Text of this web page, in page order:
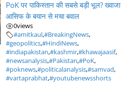
PoK पर पाकिस्तान की सबसे बड़ी भूल? ख्वाजा
आसिफ के बयान से मचा बवाल
0views
#amitkaul,#BreakingNews,
#geopolitics,#HindiNews,
#indiapakistan,#kashmir,#khawajaasif,
#newsanalysis,#Pakistan,#PoK,
#poknews,#politicalanalysis,#samvad,
#vartaprabhat,#youtubenewsshorts